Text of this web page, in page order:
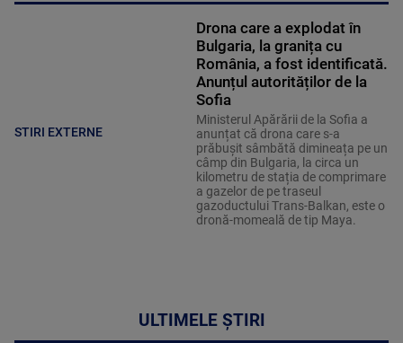
STIRI EXTERNE
Drona care a explodat în
Bulgaria, la granița cu
România, a fost identificată.
Anunțul autorităților de la
Sofia
Ministerul Apărării de la Sofia a
anunțat că drona care s-a
prăbușit sâmbătă dimineața pe un
câmp din Bulgaria, la circa un
kilometru de stația de comprimare
a gazelor de pe traseul
gazoductului Trans-Balkan, este o
dronă-momeală de tip Maya.
ULTIMELE ȘTIRI